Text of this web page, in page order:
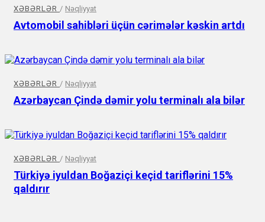
XƏBƏRLƏR / Nəqliyyat
Avtomobil sahibləri üçün cərimələr kəskin artdı
XƏBƏRLƏR / Nəqliyyat
Azərbaycan Çində dəmir yolu terminalı ala bilər
XƏBƏRLƏR / Nəqliyyat
Türkiyə iyuldan Boğaziçi keçid tariflərini 15%
qaldırır